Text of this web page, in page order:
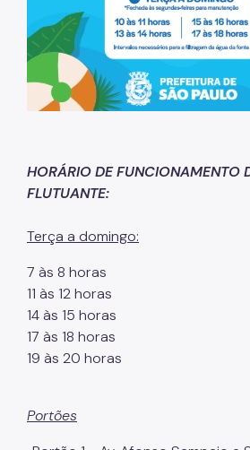
Motogeradores
IPVA
Fiscalização Ambiental
TAC - Termo de Ajustamento de
Mudanças Climáticas
Comitê do Clima
Inventário de GEE
COMFROTA-SP
Mata Atlântica
HORÁRIO DE FUNCIONAMENTO
FLUTUANTE:
Terça a domingo:
7 às 8 horas
11 às 12 horas
14 às 15 horas
17 às 18 horas
19 às 20 horas
Portões